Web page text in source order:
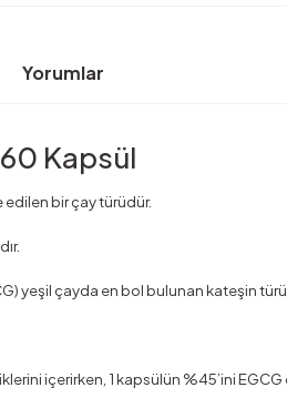
Yorumlar
Kapsül
bir çay türüdür.
yeşil çayda en bol bulunan kateşin
içerirken, 1 kapsülün %45’ini EGCG